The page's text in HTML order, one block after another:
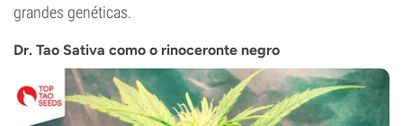
grandes genéticas.
Dr. Tao Sativa como o rinoceronte negro